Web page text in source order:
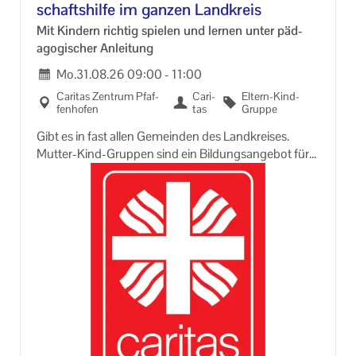
schafts­hil­fe im gan­zen Land­kreis
Mit Kin­dern rich­tig spie­len und ler­nen unter päd­
ago­gi­scher An­lei­tung
Mo.31.08.2609:00- 11:00
Ca­ri­tas Zen­trum Pfaf­
fen­ho­fen
Ca­ri­
tas
Eltern-​Kind-
Gruppe
Gibt es in fast allen Ge­mein­den des Land­krei­ses.
Mutter-​Kind-Gruppen sind ein Bil­dungs­an­ge­bot für
Müt­ter und Väter mit Kin­dern bis zum Kin­der­gar­ten­
Im ge­mein­sa­men Spie­len, Bas­teln, Sin­gen etc. ler­nen
Kin­der Kon­tak­te un­ter­ein­an­der auf­zu­neh­men und
so­zia­les Ver­hal­ten ein­zu­üben.
Müt­ter er­hal­ten An­re­gun­gen für kind­ge­rech­te Be­
schäf­ti­gun­gen. Im Grup­pen­ge­spräch kön­nen El­tern
ihre Er­fah­run­gen aus­tau­schen, sich mit der ei­ge­nen
Le­bens­si­tua­ti­on aus­ein­an­der set­zen und sich über in­
ter­es­san­te Fra­gen zur Er­zie­hung ihres Kin­des in­for­